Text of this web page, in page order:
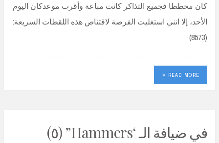
كان مخططا فجميع التذاكر كانت مباعة وأقرب موعدكان اليوم
الأحد، إلا انني استغليت الفرصة لاقتناص هذه اللقطات السريعة:
(8573)
READ MORE
في ضيافة الـ ‘Hammers” (٥)